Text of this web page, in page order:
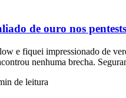
de ouro nos
e fiquei impressionado de
nenhuma brecha.
de leitura